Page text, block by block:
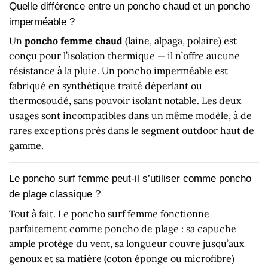
Quelle différence entre un poncho chaud et un poncho
imperméable ?
Un poncho femme chaud (laine, alpaga, polaire) est
conçu pour l’isolation thermique — il n’offre aucune
résistance à la pluie. Un poncho imperméable est
fabriqué en synthétique traité déperlant ou
thermosoudé, sans pouvoir isolant notable. Les deux
usages sont incompatibles dans un même modèle, à de
rares exceptions près dans le segment outdoor haut de
gamme.
Le poncho surf femme peut-il s’utiliser comme poncho
de plage classique ?
Tout à fait. Le poncho surf femme fonctionne
parfaitement comme poncho de plage : sa capuche
ample protège du vent, sa longueur couvre jusqu’aux
genoux et sa matière (coton éponge ou microfibre)